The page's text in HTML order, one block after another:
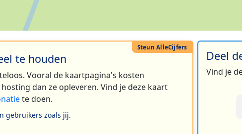
te houden
Vooral de kaartpagina's kosten
dan ze opleveren. Vind je deze kaart
te doen.
gebruikers zoals jij.
Deel
Vind je